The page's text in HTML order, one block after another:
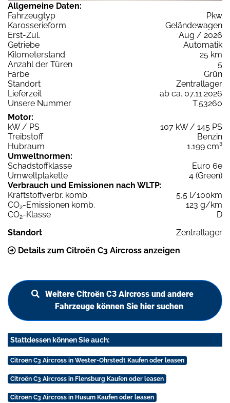
Allgemeine Daten:
Fahrzeugtyp
Pkw
Karosserieform
Geländewagen
Erst-Zul.
Aug / 2026
Getriebe
Automatik
Kilometerstand
25 km
Anzahl der Türen
5
Farbe
Grün
Standort
Zentrallager
Lieferzeit
ab ca. 07.11.2026
Unsere Nummer
T.53260
Motor:
kW / PS
107 kW / 145 PS
Treibstoff
Benzin
Hubraum
1.199 cm³
Umweltnormen:
Schadstoffklasse
Euro 6e
Umweltplakette
4 (Green)
Verbrauch und Emissionen nach WLTP:
Kraftstoffverbr. komb.
5,5 l/100km
CO2-Emissionen komb.
123 g/km
CO2-Klasse
D
Standort
Zentrallager
Details zum Citroën C3 Aircross anzeigen
Weitere Citroën C3 Aircross und andere
Fahrzeuge können Sie hier suchen
Stattdessen können Sie auch:
Citroën C3 Aircross in Wester-Ohrstedt Kaufen oder leasen
Citroën C3 Aircross in Flensburg Kaufen oder leasen
Citroën C3 Aircross in Husum Kaufen oder leasen